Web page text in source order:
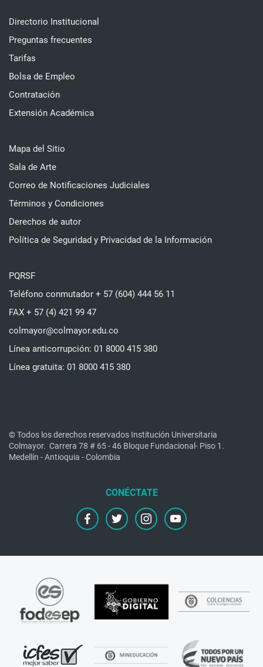
Directorio Institucional
Preguntas frecuentes
Tarifas
Bolsa de Empleo
Contratación
Extensión Académica
Mapa del Sitio
Sala de Arte
Correo de Notificaciones Judiciales
Términos y Condiciones
Derechos de autor
Política de Seguridad y Privacidad de la Información
PQRSF
Teléfono conmutador + 57 (604) 444 56 11
FAX + 57 (4) 421 99 47
colmayor@colmayor.edu.co
Línea anticorrupción: 01 8000 415 380
Línea gratuita: 01 8000 415 380
© Todos los derechos reservados Institución Universitaria
Colmayor. Carrera 78 # 65 - 46 Bloque Fundacional- Piso 1.
Medellín - Antioquia - Colombia
facebooktwitter instagramyoutube